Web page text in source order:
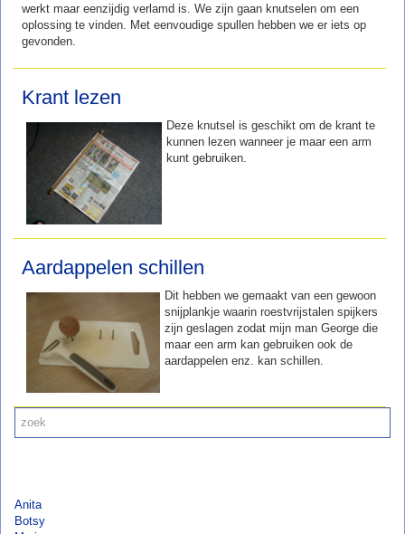
werkt maar eenzijdig verlamd is. We zijn gaan knutselen om een
oplossing te vinden. Met eenvoudige spullen hebben we er iets op
gevonden.
Krant lezen
Deze knutsel is geschikt om de krant te
kunnen lezen wanneer je maar een arm
kunt gebruiken.
Aardappelen schillen
Dit hebben we gemaakt van een gewoon
snijplankje waarin roestvrijstalen spijkers
zijn geslagen zodat mijn man George die
maar een arm kan gebruiken ook de
aardappelen enz. kan schillen.
Anita
Botsy